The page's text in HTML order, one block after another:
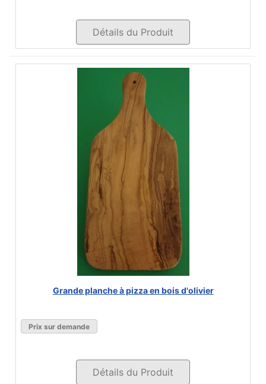
Détails du Produit
Grande planche à pizza en bois d'olivier
Prix sur demande
Détails du Produit